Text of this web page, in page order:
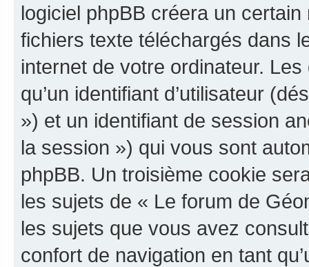
logiciel phpBB créera un
fichiers texte téléchargés dans
internet de votre ordinateur.
qu’un identifiant d’utilisateur
») et un identifiant de session
la session ») qui vous sont
phpBB. Un troisième cookie
les sujets de « Le forum de
les sujets que vous avez
confort de navigation en tant